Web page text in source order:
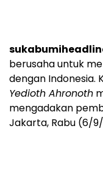
berusaha untuk
dengan Indonesia.
Yedioth Ahronoth
mengadakan
Jakarta, Rabu (6/